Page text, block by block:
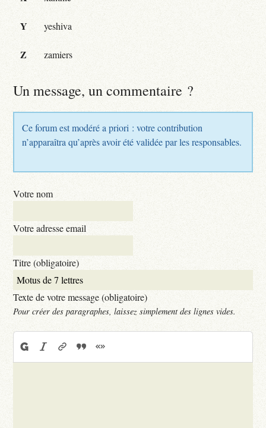
Y yeshiva
Z zamiers
Un message, un commentaire ?
Ce forum est modéré a priori : votre contribution
n’apparaîtra qu’après avoir été validée par les responsables.
Votre nom
Votre adresse email
Titre (obligatoire)
Texte de votre message (obligatoire)
Pour créer des paragraphes, laissez simplement des lignes vides.